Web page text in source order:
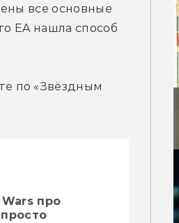
все основные
EA нашла способ
по «Звёздным
про